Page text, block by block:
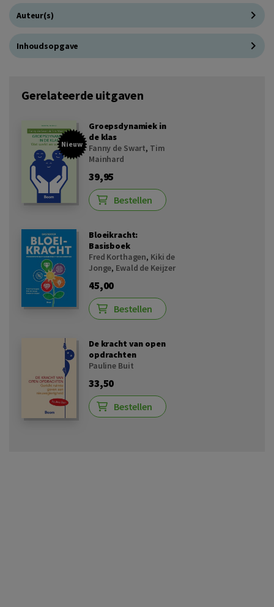
Auteur(s)
Inhoudsopgave
Gerelateerde uitgaven
Nieuw
Groepsdynamiek in
de klas
Fanny de Swart, Tim
Mainhard
39,95
Bestellen
Bloeikracht:
Basisboek
Fred Korthagen, Kiki de
Jonge, Ewald de Keijzer
45,00
Bestellen
De kracht van open
opdrachten
Pauline Buit
33,50
Bestellen